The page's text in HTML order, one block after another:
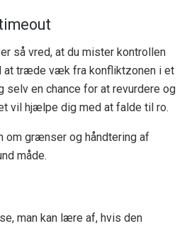
så vred, at du mister kontrollen
at træde væk fra konfliktzonen i et
selv en chance for at revurdere og
vil hjælpe dig med at falde til ro.
om grænser og håndtering af
måde.
man kan lære af, hvis den